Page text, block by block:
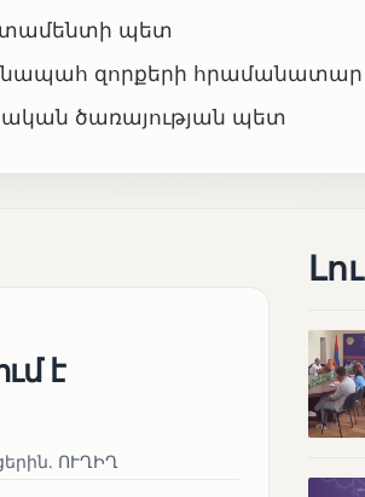
պետ
զորքերի հրամանատար
ծառայության պետ
է
ՈՒՂԻՂ